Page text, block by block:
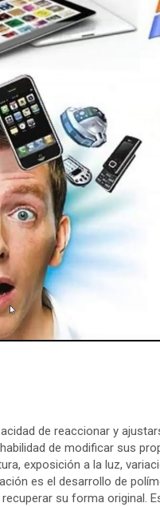
de reaccionar y
de modificar sus
exposición a la luz,
es el desarrollo de
su forma original.